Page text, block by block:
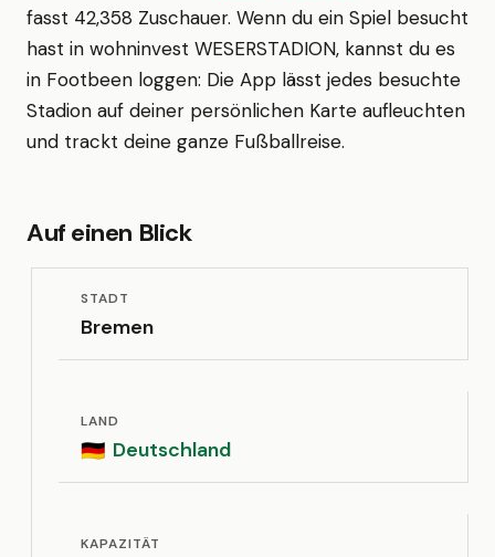
fasst 42,358 Zuschauer. Wenn du ein Spiel besucht
hast in wohninvest WESERSTADION, kannst du es
in Footbeen loggen: Die App lässt jedes besuchte
Stadion auf deiner persönlichen Karte aufleuchten
und trackt deine ganze Fußballreise.
Auf einen Blick
STADT
Bremen
LAND
🇩🇪 Deutschland
KAPAZITÄT